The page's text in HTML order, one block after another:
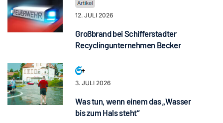
12. JULI 2026
Großbrand bei Schifferstadter
Recyclingunternehmen Becker
3. JULI 2026
Was tun, wenn einem das „Wasser
bis zum Hals steht“